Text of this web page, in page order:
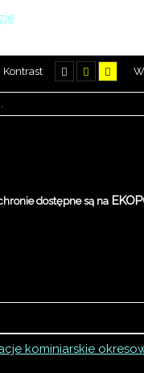
Kontrast
dostępne są na
kominiarskie